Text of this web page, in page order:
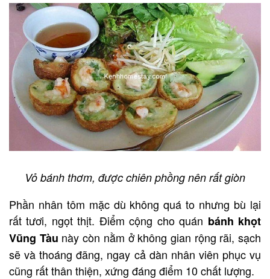
Vỏ bánh thơm, được chiên phồng nên rất giòn
Phần nhân tôm mặc dù không quá to nhưng bù lại
rất tươi, ngọt thịt. Điểm cộng cho quán bánh khọt
Vũng Tàu này còn nằm ở không gian rộng rãi, sạch
sẽ và thoáng đãng, ngay cả dàn nhân viên phục vụ
cũng rất thân thiện, xứng đáng điểm 10 chất lượng.